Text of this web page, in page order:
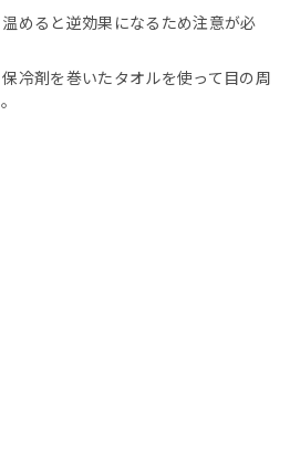
めると逆効果になるため注意が必
冷剤を巻いたタオルを使って目の周